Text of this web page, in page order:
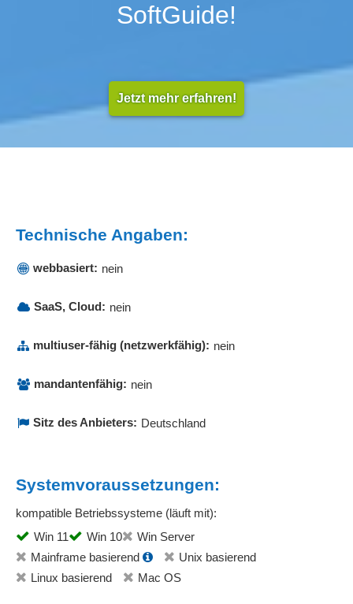
SoftGuide!
Jetzt mehr erfahren!
Technische Angaben:
webbasiert: nein
SaaS, Cloud: nein
multiuser-fähig (netzwerkfähig): nein
mandantenfähig: nein
Sitz des Anbieters: Deutschland
Systemvoraussetzungen:
kompatible Betriebssysteme (läuft mit):
Win 11
Win 10
Win Server
Mainframe basierend
Unix basierend
Linux basierend
Mac OS